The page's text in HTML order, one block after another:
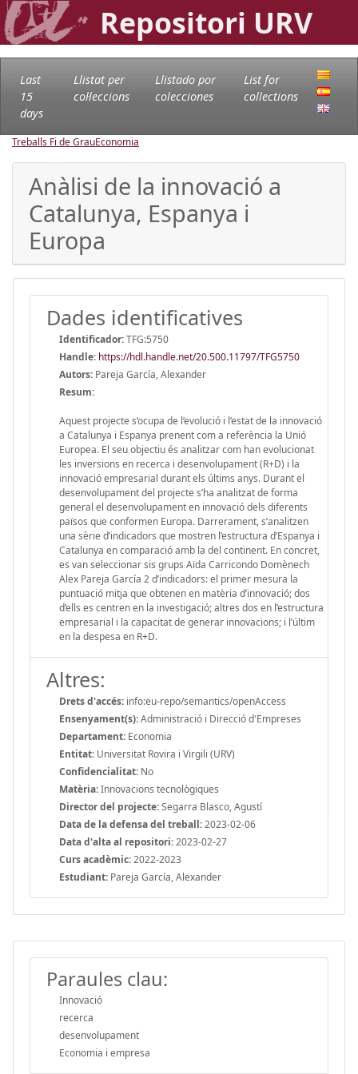
Repositori URV
Last
15
days
Llistat per
col·leccions
Llistado por
colecciones
List for
collections
Treballs Fi de GrauEconomia
Anàlisi de la innovació a
Catalunya, Espanya i
Europa
Dades identificatives
Identificador:TFG:5750
Handle: https://hdl.handle.net/20.500.11797/TFG5750
Autors: Pareja García, Alexander
Resum:
Aquest projecte s’ocupa de l’evolució i l’estat de la innovació
a Catalunya i Espanya prenent com a referència la Unió
Europea. El seu objectiu és analitzar com han evolucionat
les inversions en recerca i desenvolupament (R+D) i la
innovació empresarial durant els últims anys. Durant el
desenvolupament del projecte s’ha analitzat de forma
general el desenvolupament en innovació dels diferents
països que conformen Europa. Darrerament, s’analitzen
una sèrie d’indicadors que mostren l’estructura d’Espanya i
Catalunya en comparació amb la del continent. En concret,
es van seleccionar sis grups Aïda Carricondo Domènech
Alex Pareja García 2 d’indicadors: el primer mesura la
puntuació mitja que obtenen en matèria d’innovació; dos
d’ells es centren en la investigació; altres dos en l’estructura
empresarial i la capacitat de generar innovacions; i l’últim
en la despesa en R+D.
Altres:
Drets d'accés: info:eu-repo/semantics/openAccess
Ensenyament(s):Administració i Direcció d'Empreses
Departament: Economia
Entitat: Universitat Rovira i Virgili (URV)
Confidencialitat: No
Matèria:Innovacions tecnològiques
Director del projecte:Segarra Blasco, Agustí
Data de la defensa del treball:2023-02-06
Data d'alta al repositori:2023-02-27
Curs acadèmic:2022-2023
Estudiant: Pareja García, Alexander
Paraules clau:
Innovació
recerca
desenvolupament
Economia i empresa